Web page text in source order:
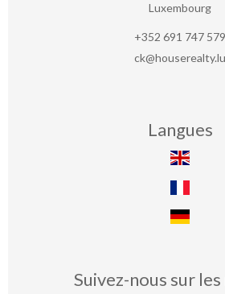
Luxembourg
+352 691 747 579
ck@houserealty.lu
Langues
Suivez-nous sur